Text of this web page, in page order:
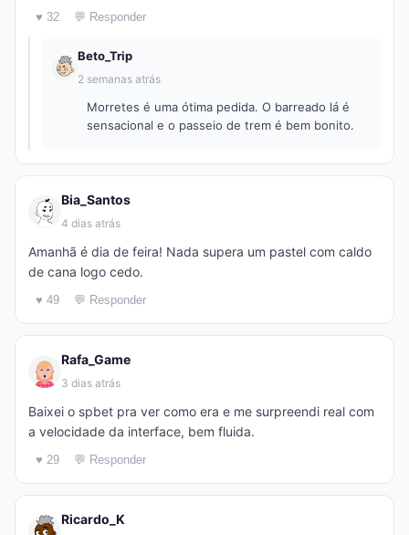
♥ 32 💬 Responder
Beto_Trip
2 semanas atrás
Morretes é uma ótima pedida. O barreado lá é
sensacional e o passeio de trem é bem bonito.
Bia_Santos
4 dias atrás
Amanhã é dia de feira! Nada supera um pastel com caldo
de cana logo cedo.
♥ 49 💬 Responder
Rafa_Game
3 dias atrás
Baixei o spbet pra ver como era e me surpreendi real com
a velocidade da interface, bem fluida.
♥ 29 💬 Responder
Ricardo_K